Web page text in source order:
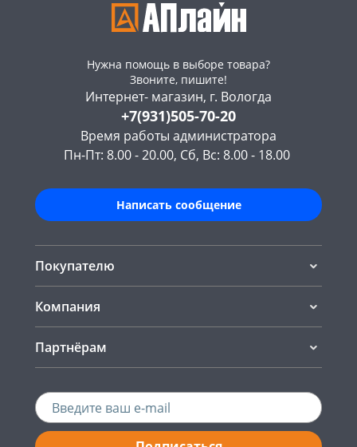
Нужна помощь в выборе товара?
Звоните, пишите!
Интернет- магазин, г. Вологда
+7(931)505-70-20
Время работы администратора
Пн-Пт: 8.00 - 20.00, Сб, Вс: 8.00 - 18.00
Написать сообщение
Покупателю
Компания
Партнёрам